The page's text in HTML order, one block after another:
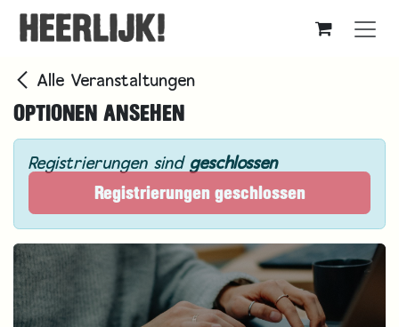
Zum Inhalt springen
Alle Veranstaltungen
OPTIONEN ANSEHEN
Registrierungen sind geschlossen
Registrierungen geschlossen